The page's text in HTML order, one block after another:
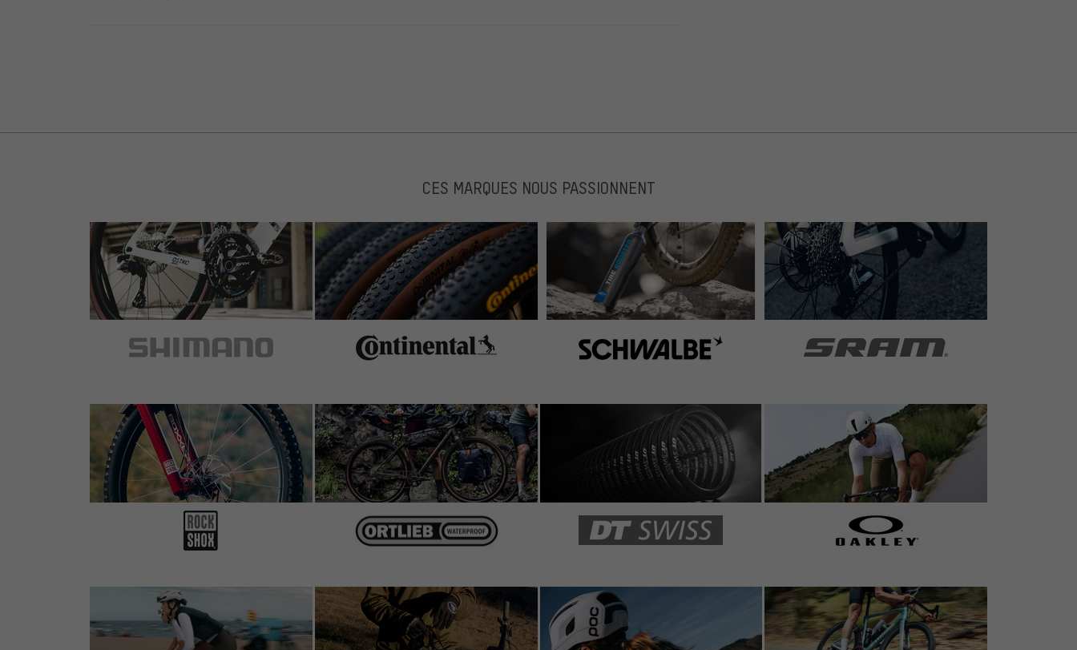
CES MARQUES NOUS PASSIONNENT